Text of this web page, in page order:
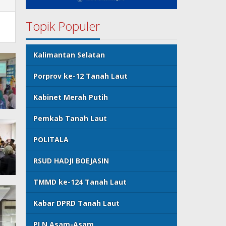
Topik Populer
Kalimantan Selatan
Porprov ke-12 Tanah Laut
Kabinet Merah Putih
Pemkab Tanah Laut
POLITALA
RSUD HADJI BOEJASIN
TMMD ke-124 Tanah Laut
Kabar DPRD Tanah Laut